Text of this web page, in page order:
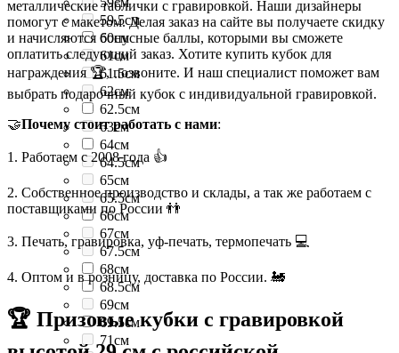
59.5см
60см
61см
61.5см
62см
62.5см
63см
64см
64.5см
65см
65.5см
66см
67см
67.5см
68см
68.5см
69см
69.5см
71см
металлические таблички с гравировкой. Наши дизайнеры
помогут с макетом. Делая заказ на сайте вы получаете скидку
и начисляются бонусные баллы, которыми вы сможете
оплатить следующий заказ. Хотите купить кубок для
награждения 🏆, позвоните. И наш специалист поможет вам
выбрать подарочный кубок с индивидуальной гравировкой.
🤝Почему стоит работать с нами:
1. Работаем с 2008 года 👍
2. Собственное производство и склады, а так же работаем с
поставщиками по России 👬
3. Печать, гравировка, уф-печать, термопечать 💻
4. Оптом и в розницу, доставка по России. 🚂
🏆 Призовые кубки с гравировкой